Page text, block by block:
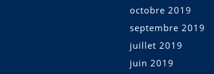
octobre 2019
septembre 2019
juillet 2019
juin 2019